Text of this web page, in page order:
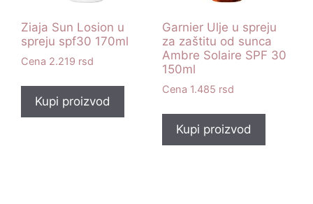
Ziaja Sun Losion u
spreju spf30 170ml
2.219 rsd
Kupi proizvod
Garnier Ulje u spreju
za zaštitu od sunca
Ambre Solaire SPF 30
150ml
1.485 rsd
Kupi proizvod